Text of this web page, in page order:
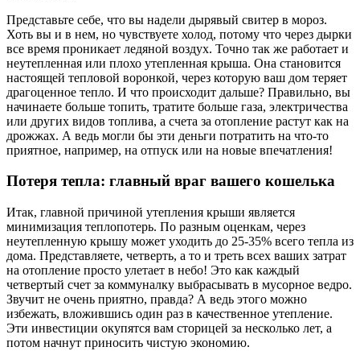
Представьте себе, что вы надели дырявый свитер в мороз.
Хоть вы и в нем, но чувствуете холод, потому что через дырки
все время проникает ледяной воздух. Точно так же работает и
неутепленная или плохо утепленная крыша. Она становится
настоящей тепловой воронкой, через которую ваш дом теряет
драгоценное тепло. И что происходит дальше? Правильно, вы
начинаете больше топить, тратите больше газа, электричества
или других видов топлива, а счета за отопление растут как на
дрожжах. А ведь могли бы эти деньги потратить на что-то
приятное, например, на отпуск или на новые впечатления!
Потеря тепла: главный враг вашего кошелька
Итак, главной причиной утепления крыши является
минимизация теплопотерь. По разным оценкам, через
неутепленную крышу может уходить до 25-35% всего тепла из
дома. Представляете, четверть, а то и треть всех ваших затрат
на отопление просто улетает в небо! Это как каждый
четвертый счет за коммуналку выбрасывать в мусорное ведро.
Звучит не очень приятно, правда? А ведь этого можно
избежать, вложившись один раз в качественное утепление.
Эти инвестиции окупятся вам сторицей за несколько лет, а
потом начнут приносить чистую экономию.